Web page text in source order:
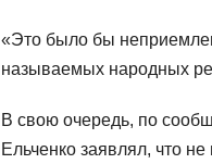
«Это было бы
называемых народных
В свою очередь, по
Ельченко заявлял, что